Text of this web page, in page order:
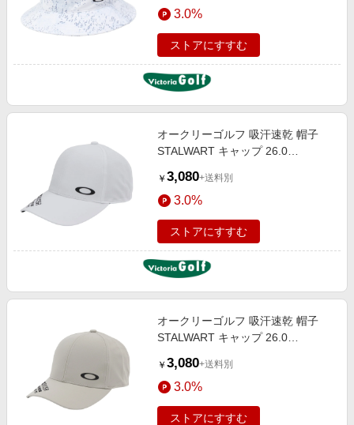
3.0%
ストアにすすむ
オークリーゴルフ 吸汗速乾 帽子
STALWART キャップ 26.0
￥ 3,080+送料別
3.0%
ストアにすすむ
オークリーゴルフ 吸汗速乾 帽子
STALWART キャップ 26.0
￥ 3,080+送料別
3.0%
ストアにすすむ